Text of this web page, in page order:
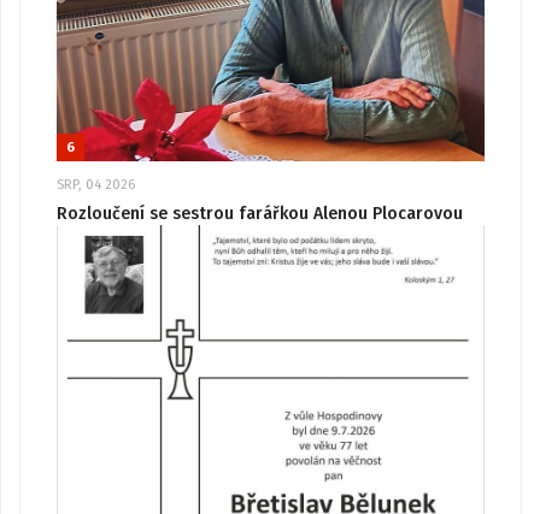
6
SRP, 04 2026
Rozloučení se sestrou farářkou Alenou Plocarovou